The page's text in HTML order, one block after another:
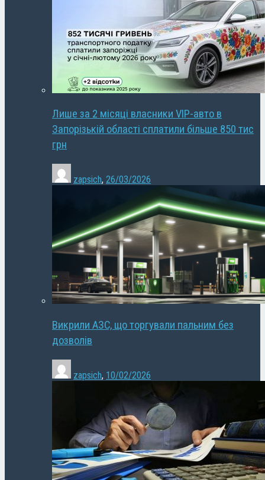
Лише за 2 місяці власники VIP-авто в
Запорізькій області сплатили більше 850 тис
грн
zapsich, 26/03/2026
Викрили АЗС, що торгували пальним без
дозволів
zapsich, 10/02/2026